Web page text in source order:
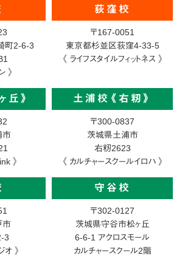
町2-6-3
》
荻窪校
〒167-0051
東京都杉並区荻窪4-33-5
《 ライフスタイルフィットネス 》
丘》
市
》
土浦校《右籾》
〒300-0837
茨城県土浦市
右籾2623
《 カルチャースクールイロハ 》
市
3
オ 》
守谷校
〒302-0127
茨城県守谷市松ヶ丘
6-6-1 アクロスモール
カルチャースクール2階